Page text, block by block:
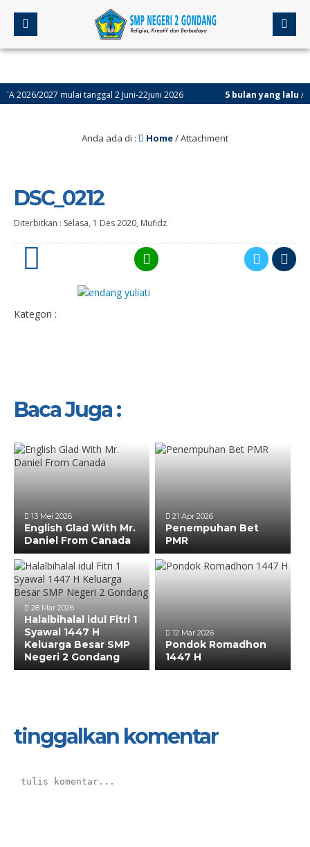
2027 mulai tanggal 2 Juni-22juni 2026 5 bulan yang lalu/
Anda ada di : Home/ Attachment
DSC_0212
Diterbitkan : Selasa, 1 Des 2020, Mufidz
Kategori :
Baca Juga :
13 Mei 2026
English Glad With Mr.
Daniel From Canada
21 Apr 2026
Penempuhan Bet
PMR
28 Mar 2026
Halalbihalal idul Fitri 1
Syawal 1447 H
Keluarga Besar SMP
Negeri 2 Gondang
12 Mar 2026
Pondok Romadhon
1447 H
tinggalkan komentar